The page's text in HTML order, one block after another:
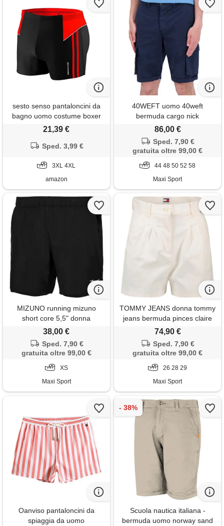
sesto senso pantaloncini da
bagno uomo costume boxer
calzoncini pantaloni swim
21,39 €
Sped. 3,99 €
3XL 4XL
amazon
40WEFT uomo 40weft
bermuda cargo nick
86,00 €
Sped. 7,90 €
gratuita oltre 99,00 €
44 48 50 52 58
Maxi Sport
MIZUNO running mizuno
short core 5,5" donna
38,00 €
Sped. 7,90 €
gratuita oltre 99,00 €
XS
Maxi Sport
TOMMY JEANS donna tommy
jeans bermuda pinces claire
in twill donna
74,90 €
Sped. 7,90 €
gratuita oltre 99,00 €
26 28 29
Maxi Sport
Oanviso pantaloncini da
spiaggia da uomo
Scuola nautica italiana -
bermuda uomo norway sand